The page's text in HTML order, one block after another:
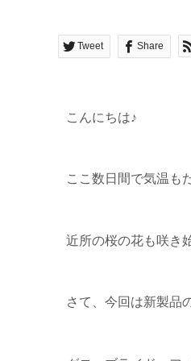
Tweet Share
こんにちは♪
ここ数日間で気温も
近所の桜の花も咲き
さて、今回は新製品